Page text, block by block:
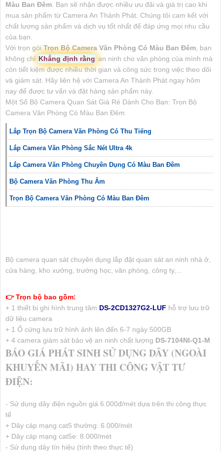
Màu Ban Đêm. Bạn sẽ nhận được nhiều ưu đãi và giá trị cao khi
mua sản phẩm từ Camera An Thành Phát. Chúng tôi cam kết với
chất lượng sản phẩm và dịch vụ tốt nhất để đáp ứng mọi nhu cầu
của bạn.
Với trọn góiTrọn Bộ Camera Văn Phòng Có Màu Ban Đêm, bạn
không chỉ Khẳng định rằng an ninh cho văn phòng của mình mà
còn tiết kiệm được nhiều thời gian và công sức trong việc theo dõi
và giám sát. Hãy liên hệ với Camera An Thành Phát ngay hôm
nay để được tư vấn và đặt hàng sản phẩm này.
Một Số Bộ Camera Quan Sát Giá Rẻ Dành Cho Bạn: Trọn Bộ
Camera Văn Phòng Có Màu Ban Đêm
Lắp Trọn Bộ Camera Văn Phòng Có Thu Tiếng
Lắp Camera Văn Phòng Sắc Nét Ultra 4k
Lắp Camera Văn Phòng Chuyên Dụng Có Màu Ban Đêm
Bộ Camera Văn Phòng Thu Âm
Trọn Bộ Camera Văn Phòng Có Màu Ban Đêm
Bộ camera quan sát chuyên dụng lắp đặt quan sát an ninh nhà ở,
cửa hàng, kho xưởng, trường học, văn phòng, công ty,...
👉 Trọn bộ bao gồm:
+ 1 thiết bị ghi hình trung tâm DS-2CD1327G2-LUF hỗ trợ lưu trữ
dữ liệu camera
+ 1 Ổ cứng lưu trữ hình ảnh lên đến 6-7 ngày 500GB
+ 4 camera giám sát bảo vệ an ninh chất lượng DS-7104NI-Q1-M
BÁO GIÁ PHÁT SINH SỬ DỤNG DÂY (NGOÀI
KHUYẾN MÃI) HAY THI CÔNG VẬT TƯ
ĐIỆN:
- Sử dụng dây điện nguồn giá 6.000đ/mét dựa trên thi công thực
tế
+ Dây cáp mạng cat5 thường: 6.000/mét
+ Dây cáp mạng cat5e: 8.000/mét
- Sử dụng dây tín hiệu (tính theo thực tế)